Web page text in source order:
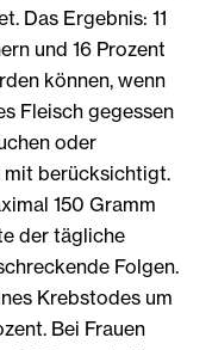
Das Ergebnis: 11
und 16 Prozent
können, wenn
Fleisch gegessen
oder
mit berücksichtigt.
150 Gramm
der tägliche
Folgen.
Krebstodes um
Bei Frauen